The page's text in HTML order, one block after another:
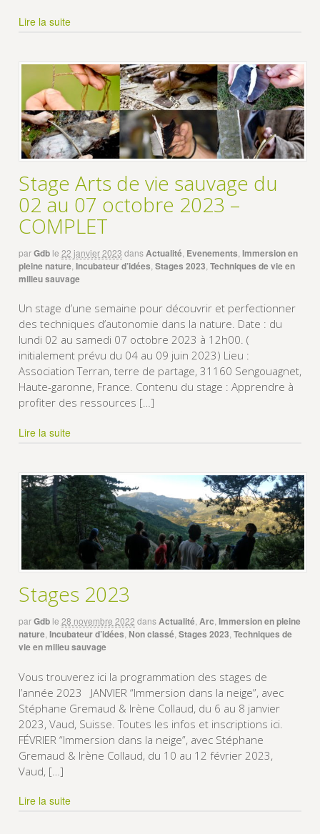
Lire la suite
Stage Arts de vie sauvage du
02 au 07 octobre 2023 –
COMPLET
parGdb le 22 janvier 2023 dansActualité, Evenements Immersion en
pleine nature, Incubateur d’idées Stages 2023 Techniques de vie en
milieu sauvage
Un stage d’une semaine pour découvrir et perfectionner
des techniques d’autonomie dans la nature. Date : du
lundi 02 au samedi 07 octobre 2023 à 12h00. (
initialement prévu du 04 au 09 juin 2023) Lieu :
Association Terran, terre de partage, 31160 Sengouagnet,
Haute-garonne, France. Contenu du stage : Apprendre à
profiter des ressources […]
Lire la suite
Stages 2023
parGdb le 28 novembre 2022 dansActualité, Arc Immersion en pleine
nature, Incubateur d’idées Non classé, Stages 2023 Techniques de
vie en milieu sauvage
Vous trouverez ici la programmation des stages de
l’année 2023 JANVIER “Immersion dans la neige”, avec
Stéphane Gremaud & Irène Collaud, du 6 au 8 janvier
2023, Vaud, Suisse. Toutes les infos et inscriptions ici.
FÉVRIER “Immersion dans la neige”, avec Stéphane
Gremaud & Irène Collaud, du 10 au 12 février 2023,
Vaud, […]
Lire la suite